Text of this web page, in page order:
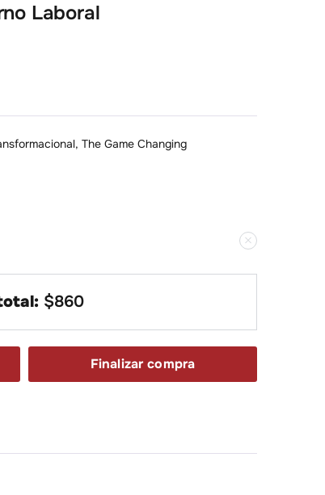
Laboral
The Game Changing
$860
Finalizar compra